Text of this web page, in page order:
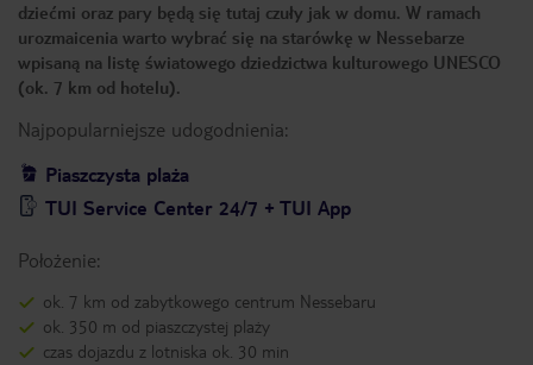
dziećmi oraz pary będą się tutaj czuły jak w domu. W ramach
urozmaicenia warto wybrać się na starówkę w Nessebarze
wpisaną na listę światowego dziedzictwa kulturowego UNESCO
(ok. 7 km od hotelu).
Najpopularniejsze udogodnienia:
Piaszczysta plaża
TUI Service Center 24/7 + TUI App
Położenie:
ok. 7 km od zabytkowego centrum Nessebaru
ok. 350 m od piaszczystej plaży
czas dojazdu z lotniska ok. 30 min